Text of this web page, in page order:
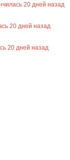
20 дней назад
20 дней назад
20 дней назад